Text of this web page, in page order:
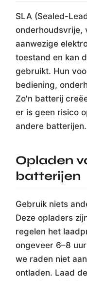
SLA (Sealed-
onderhoudsvrije,
aanwezige
toestand en kan
gebruikt. Hun
bediening,
Zo'n batterij
er is geen risico
andere batterijen.
Opladen
batterijen
Gebruik niets
Deze opladers
regelen het
ongeveer 6–8
we raden niet
ontladen. Laad